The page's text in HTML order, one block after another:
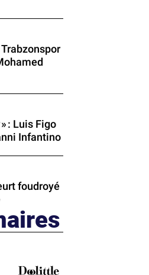
: Luis Figo
Infantino
foudroyé